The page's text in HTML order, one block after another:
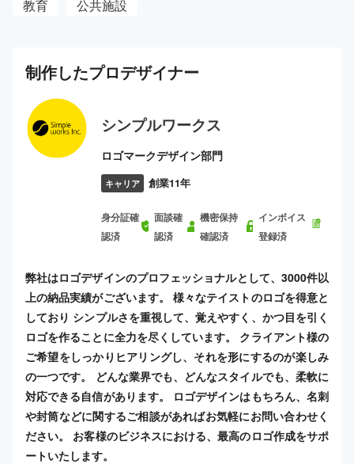
教育
公共施設
制作したプロデザイナー
シンプルワークス
ロゴマークデザイン部門
キャリア 創業11年
身分証確
認済
面談確
認済
機密保持
確認済
インボイス
登録済
弊社はロゴデザインのプロフェッショナルとして、3000件以
上の納品実績がございます。 様々なテイストのロゴを得意と
しており シンプルさを重視して、覚えやすく、かつ目を引く
ロゴを作ることに全力を尽くしています。 クライアント様の
ご希望をしっかりヒアリングし、それを形にするのが楽しみ
の一つです。 どんな業界でも、どんなスタイルでも、柔軟に
対応できる自信があります。 ロゴデザインはもちろん、名刺
や封筒などに関するご相談があればお気軽にお問い合わせく
ださい。 お客様のビジネスにおける、最高のロゴ作成をサポ
ートいたします。